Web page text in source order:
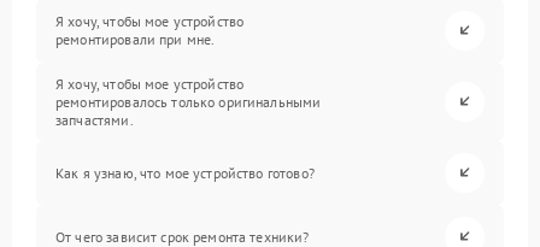
Я хочу, чтобы мое устройство
ремонтировали при мне.
Я хочу, чтобы мое устройство
ремонтировалось только оригинальными
запчастями.
Как я узнаю, что мое устройство готово?
От чего зависит срок ремонта техники?